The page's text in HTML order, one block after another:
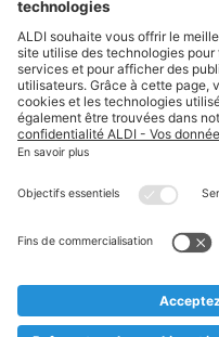
Suivez ALDI
Textes marqués d'un
* Nous vendons ces articles
au cas où, malgré le
prématurément en rupture
** Sur ce site, l’utilisation